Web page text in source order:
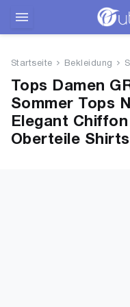
Bekleidung
Wäsche
Schuhe
Startseite Bekleidung
Tops Damen
Sommer Tops
Elegant
Oberteile